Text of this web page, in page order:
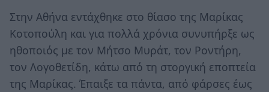
Στην Αθήνα εντάχθηκε στο θίασο της Μαρίκας
Κοτοπούλη και για πολλά χρόνια συνυπήρξε ως
ηθοποιός με τον Μήτσο Μυράτ, τον Ροντήρη,
τον Λογοθετίδη, κάτω από τη στοργική εποπτεία
της Μαρίκας. Έπαιξε τα πάντα, από φάρσες έως